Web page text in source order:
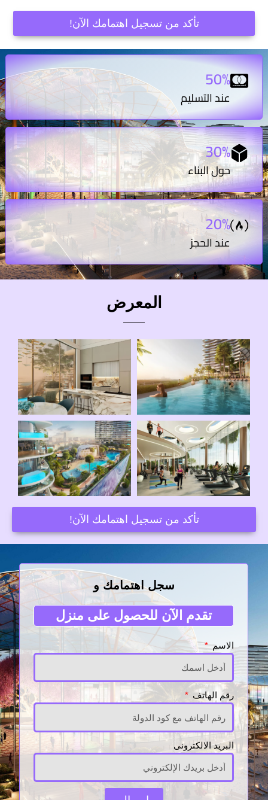
تأكد من تسجيل اهتمامك الآن!
50%
عند التسليم
30%
حول البناء
20%
عند الحجز
المعرض
تأكد من تسجيل اهتمامك الآن!
سجل اهتمامك و
تقدم الآن للحصول على منزل
الاسم
رقم الهاتف
البريد الالكترونى